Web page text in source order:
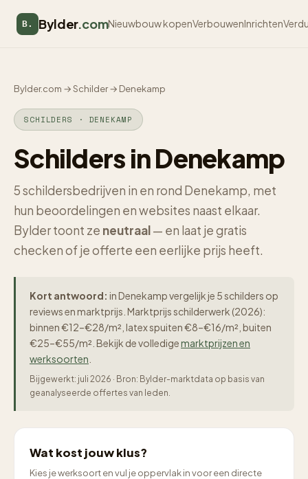
B. Bylder.comNieuwbouw kopenVerbouwenInrichten
Bylder.com →Schilder→ Denekamp
SCHILDERS · DENEKAMP
Schilders in Denekamp
5 schildersbedrijven in en rond Denekamp, met
hun beoordelingen en websites naast elkaar.
Bylder toont ze neutraal— en laat je gratis
checken of je offerte een eerlijke prijs heeft.
Kort antwoord: in Denekamp vergelijk je 5 schilders op
reviews en marktprijs. Marktprijs schilderwerk (2026):
binnen €12–€28/m², latex spuiten €8–€16/m², buiten
€25–€55/m². Bekijk de volledigemarktprijzen en
werksoorten
Bijgewerkt: juli 2026 · Bron: Bylder-marktdata op basis van
geanalyseerde offertes van leden.
Wat kost jouw klus?
Kies je werksoort en vul je oppervlak in voor een directe